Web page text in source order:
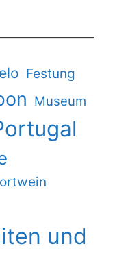
Festung
Museum
und